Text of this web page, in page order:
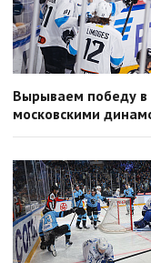
Вырываем победу
московскими